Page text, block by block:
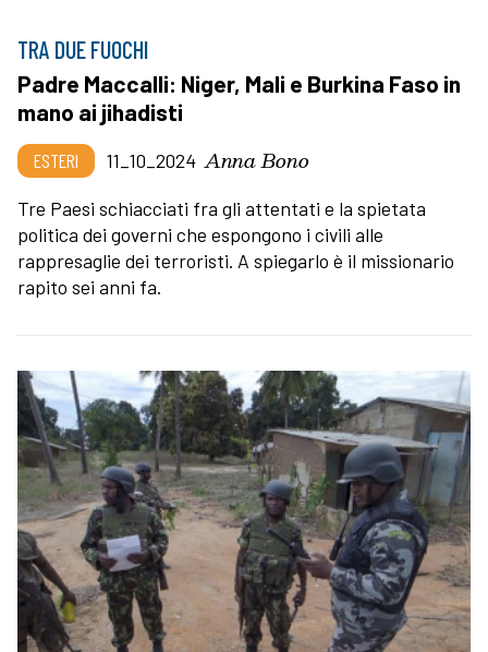
TRA DUE FUOCHI
Padre Maccalli: Niger, Mali e Burkina Faso in
mano ai jihadisti
ESTERI 11_10_2024 Anna Bono
Tre Paesi schiacciati fra gli attentati e la spietata
politica dei governi che espongono i civili alle
rappresaglie dei terroristi. A spiegarlo è il missionario
rapito sei anni fa.